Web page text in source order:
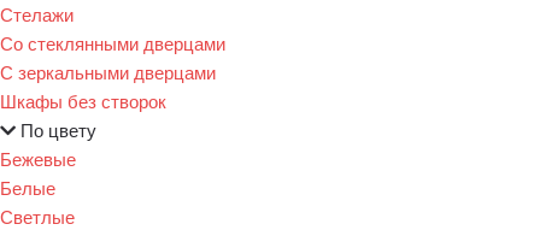
Стелажи
Со стеклянными дверцами
С зеркальными дверцами
Шкафы без створок
По цвету
Бежевые
Белые
Светлые